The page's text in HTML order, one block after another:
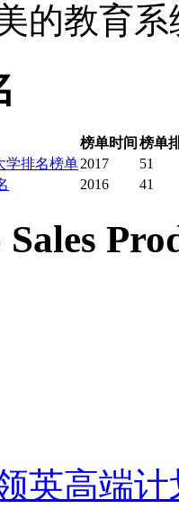
的教育系
榜单时间 榜单
学排名榜单2017
51
2016 41
Sales
英高端计